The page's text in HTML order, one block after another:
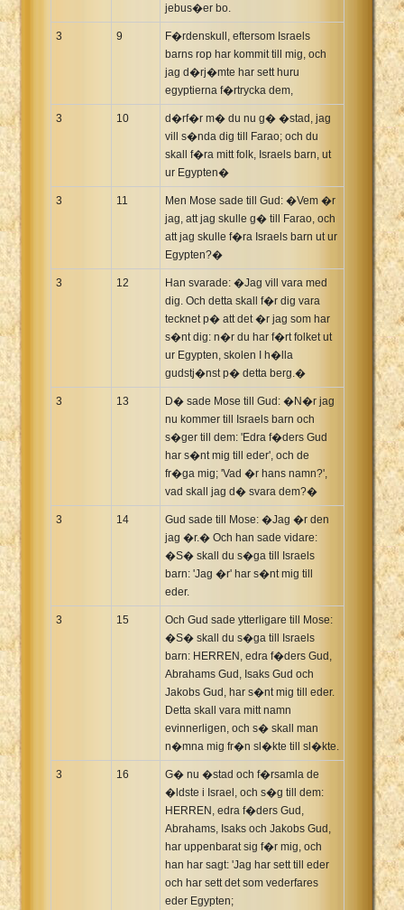
jebus�er bo.
3 9
F�rdenskull, eftersom Israels
barns rop har kommit till mig, och
jag d�rj�mte har sett huru
egyptierna f�rtrycka dem,
3 10
d�rf�r m� du nu g� �stad, jag
vill s�nda dig till Farao; och du
skall f�ra mitt folk, Israels barn, ut
ur Egypten�
3 11
Men Mose sade till Gud: �Vem �r
jag, att jag skulle g� till Farao, och
att jag skulle f�ra Israels barn ut ur
Egypten?�
3 12
Han svarade: �Jag vill vara med
dig. Och detta skall f�r dig vara
tecknet p� att det �r jag som har
s�nt dig: n�r du har f�rt folket ut
ur Egypten, skolen I h�lla
gudstj�nst p� detta berg.�
3 13
D� sade Mose till Gud: �N�r jag
nu kommer till Israels barn och
s�ger till dem: 'Edra f�ders Gud
har s�nt mig till eder', och de
fr�ga mig; 'Vad �r hans namn?',
vad skall jag d� svara dem?�
3 14
Gud sade till Mose: �Jag �r den
jag �r.� Och han sade vidare:
�S� skall du s�ga till Israels
barn: 'Jag �r' har s�nt mig till
eder.
3 15
Och Gud sade ytterligare till Mose:
�S� skall du s�ga till Israels
barn: HERREN, edra f�ders Gud,
Abrahams Gud, Isaks Gud och
Jakobs Gud, har s�nt mig till eder.
Detta skall vara mitt namn
evinnerligen, och s� skall man
n�mna mig fr�n sl�kte till sl�kte.
3 16
G� nu �stad och f�rsamla de
�ldste i Israel, och s�g till dem:
HERREN, edra f�ders Gud,
Abrahams, Isaks och Jakobs Gud,
har uppenbarat sig f�r mig, och
han har sagt: 'Jag har sett till eder
och har sett det som vederfares
eder Egypten;